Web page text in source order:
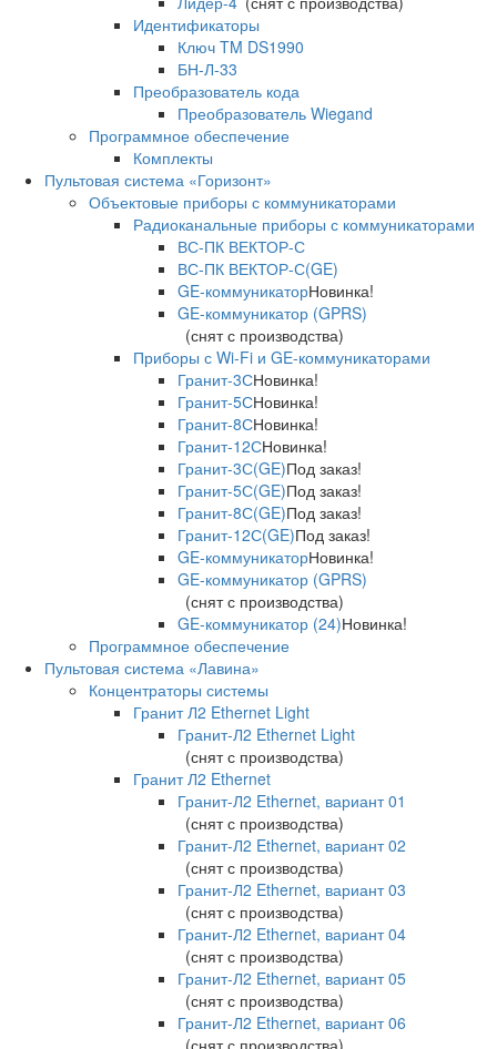
Идентификаторы
Ключ TM DS1990
БН-Л-33
Преобразователь кода
Преобразователь Wiegand
Программное обеспечение
Комплекты
Пультовая система «Горизонт»
Объектовые приборы с коммуникаторами
Радиоканальные приборы с коммуникаторами
ВС-ПК ВЕКТОР-С
ВС-ПК ВЕКТОР-С(GE)
GE-коммуникаторНовинка!
GE-коммуникатор (GPRS)
(снят с производства)
Приборы с Wi-Fi и GE-коммуникаторами
Гранит-3СНовинка!
Гранит-5СНовинка!
Гранит-8СНовинка!
Гранит-12СНовинка!
Гранит-3С(GE)Под заказ!
Гранит-5С(GE)Под заказ!
Гранит-8С(GE)Под заказ!
Гранит-12С(GE)Под заказ!
GE-коммуникаторНовинка!
GE-коммуникатор (GPRS)
(снят с производства)
GE-коммуникатор (24)Новинка!
Программное обеспечение
Пультовая система «Лавина»
Концентраторы системы
Гранит Л2 Ethernet Light
Гранит-Л2 Ethernet Light
(снят с производства)
Гранит Л2 Ethernet
Гранит-Л2 Ethernet, вариант 01
(снят с производства)
Гранит-Л2 Ethernet, вариант 02
(снят с производства)
Гранит-Л2 Ethernet, вариант 03
(снят с производства)
Гранит-Л2 Ethernet, вариант 04
(снят с производства)
Гранит-Л2 Ethernet, вариант 05
(снят с производства)
Гранит-Л2 Ethernet, вариант 06